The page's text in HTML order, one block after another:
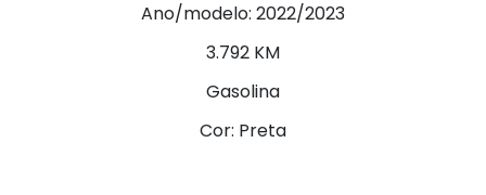
Ano/modelo: 2022/2023
3.792 KM
Gasolina
Cor: Preta